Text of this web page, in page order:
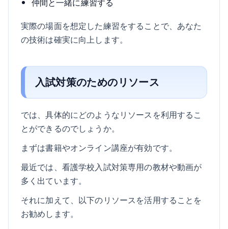
仲間と一緒に練習する
実際の場面を想定した練習をすることで、あなた
の技術は確実に向上します。
入試対策のためのリソース
では、具体的にどのようなリソースを利用するこ
とができるのでしょうか。
まずは書籍やオンライン講座が有効です。
最近では、看護学校入試対策専用の教材や動画が
多く出ています。
それに加えて、以下のリソースを活用することを
お勧めします。